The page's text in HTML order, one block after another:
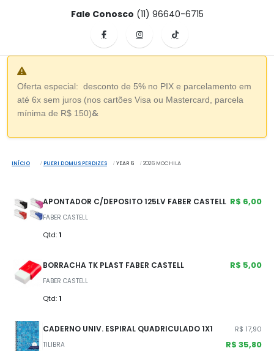
Fale Conosco (11) 96640-6715
Oferta especial: desconto de 5% no PIX e parcelamento em
até 6x sem juros (nos cartões Visa ou Mastercard, parcela
mínima de R$ 150)&
INÍCIO PUERI DOMUS PERDIZES YEAR 6 2026 MOCHILA
APONTADOR C/DEPOSITO 125LV FABER CASTELL
FABER CASTELL
Qtd: 1
R$ 6,00
BORRACHA TK PLAST FABER CASTELL
FABER CASTELL
Qtd: 1
R$ 5,00
CADERNO UNIV. ESPIRAL QUADRICULADO 1X1
TILIBRA
R$ 17,90
R$ 35,80